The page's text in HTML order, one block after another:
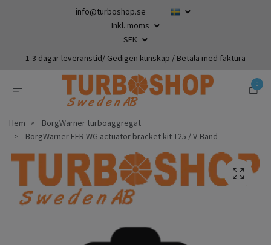
info@turboshop.se
Inkl. moms
SEK
1-3 dagar leveranstid/ Gedigen kunskap / Betala med faktura
0
Hem
BorgWarner turboaggregat
BorgWarner EFR WG actuator bracket kit T25 / V-Band